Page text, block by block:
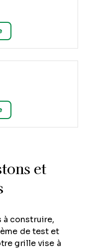
et
à construire,
de test et
grille vise à